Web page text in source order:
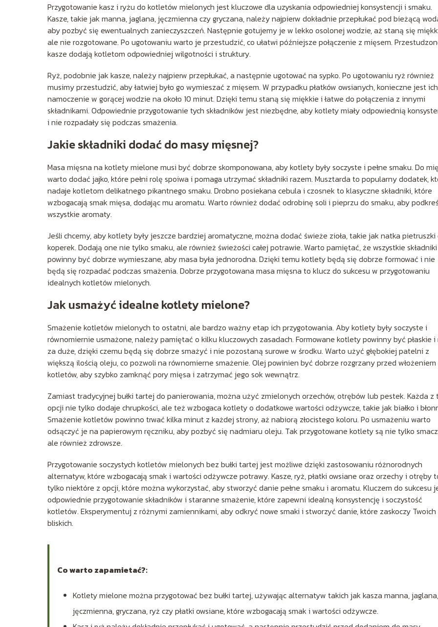
Przygotowanie kasz i ryżu do kotletów mielonych jest kluczowe dla uzyskania odpowiedniej konsystencji i smaku.
Kasze, takie jak manna, jaglana, jęczmienna czy gryczana, należy najpierw dokładnie przepłukać pod bieżącą
aby pozbyć się ewentualnych zanieczyszczeń. Następnie gotujemy je w lekko osolonej wodzie, aż staną się
ale nie rozgotowane. Po ugotowaniu warto je przestudzić, co ułatwi późniejsze połączenie z mięsem.
kasze dodają kotletom odpowiedniej wilgotności i struktury.
Ryż, podobnie jak kasze, należy najpierw przepłukać, a następnie ugotować na sypko. Po ugotowaniu ryż również
musimy przestudzić, aby łatwiej było go wymieszać z mięsem. W przypadku płatków owsianych, konieczne jest ich
namoczenie w gorącej wodzie na około 10 minut. Dzięki temu staną się miękkie i łatwe do połączenia z innymi
składnikami. Odpowiednie przygotowanie tych składników jest niezbędne, aby kotlety miały odpowiednią
i nie rozpadały się podczas smażenia.
Jakie składniki dodać do masy mięsnej?
Masa mięsna na kotlety mielone musi być dobrze skomponowana, aby kotlety były soczyste i pełne smaku. Do
warto dodać jajko, które pełni rolę spoiwa i pomaga utrzymać składniki razem. Musztarda to popularny dodatek,
nadaje kotletom delikatnego pikantnego smaku. Drobno posiekana cebula i czosnek to klasyczne składniki, które
wzbogacają smak mięsa, dodając mu aromatu. Warto również dodać odrobinę soli i pieprzu do smaku, aby
wszystkie aromaty.
Jeśli chcemy, aby kotlety były jeszcze bardziej aromatyczne, można dodać świeże zioła, takie jak natka pietruszki
koperek. Dodają one nie tylko smaku, ale również świeżości całej potrawie. Warto pamiętać, że wszystkie składniki
powinny być dobrze wymieszane, aby masa była jednorodna. Dzięki temu kotlety będą się dobrze formować i nie
będą się rozpadać podczas smażenia. Dobrze przygotowana masa mięsna to klucz do sukcesu w przygotowaniu
idealnych kotletów mielonych.
Jak usmażyć idealne kotlety mielone?
Smażenie kotletów mielonych to ostatni, ale bardzo ważny etap ich przygotowania. Aby kotlety były soczyste i
równomiernie usmażone, należy pamiętać o kilku kluczowych zasadach. Formowane kotlety powinny być płaskie i
za duże, dzięki czemu będą się dobrze smażyć i nie pozostaną surowe w środku. Warto użyć głębokiej patelni z
większą ilością oleju, co pozwoli na równomierne smażenie. Olej powinien być dobrze rozgrzany przed włożeniem
kotletów, aby szybko zamknąć pory mięsa i zatrzymać jego sok wewnątrz.
Zamiast tradycyjnej bułki tartej do panierowania, można użyć zmielonych orzechów, otrębów lub pestek. Każda z
opcji nie tylko dodaje chrupkości, ale też wzbogaca kotlety o dodatkowe wartości odżywcze, takie jak białko i
Smażenie kotletów powinno trwać kilka minut z każdej strony, aż nabiorą złocistego koloru. Po usmażeniu warto
odsączyć je na papierowym ręczniku, aby pozbyć się nadmiaru oleju. Tak przygotowane kotlety są nie tylko
ale również zdrowsze.
Przygotowanie soczystych kotletów mielonych bez bułki tartej jest możliwe dzięki zastosowaniu różnorodnych
alternatyw, które wzbogacają smak i wartości odżywcze potrawy. Kasze, ryż, płatki owsiane oraz orzechy i otręby
tylko niektóre z opcji, które można wykorzystać, aby stworzyć danie pełne smaku i aromatu. Kluczem do sukcesu
odpowiednie przygotowanie składników i staranne smażenie, które zapewni idealną konsystencję i soczystość
kotletów. Eksperymentuj z różnymi zamiennikami, aby odkryć nowe smaki i stworzyć danie, które zaskoczy Twoich
bliskich.
Co warto zapamietać?:
Kotlety mielone można przygotować bez bułki tartej, używając alternatyw takich jak kasza manna, jaglana,
jęczmienna, gryczana, ryż czy płatki owsiane, które wzbogacają smak i wartości odżywcze.